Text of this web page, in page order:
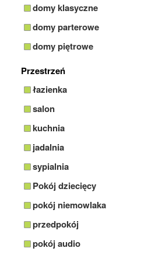
domy klasyczne
domy parterowe
domy piętrowe
Przestrzeń
łazienka
salon
kuchnia
jadalnia
sypialnia
Pokój dziecięcy
pokój niemowlaka
przedpokój
pokój audio